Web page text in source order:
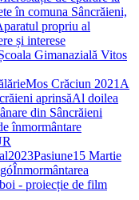
în comuna Sâncrăieni,
propriu al
și interese
Gimanazială Vitos
Mos Crăciun 2021 A
aprinsăAl doilea
din Sâncrăieni
înmormântare
2023Pasiune15 Martie
Înmormântarea
- proiecție de film